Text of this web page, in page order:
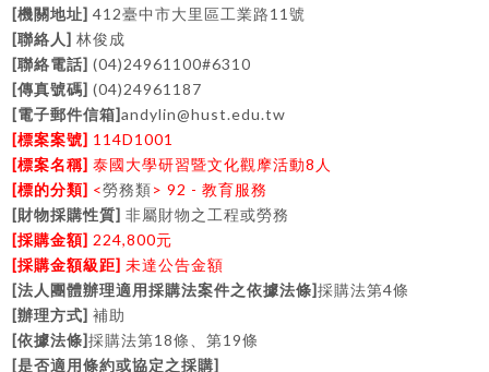
[機關地址] 412臺中市大里區工業路 11號
[聯絡人] 林俊成
[聯絡電話] (04)24961100#6310
[傳真號碼] (04)24961187
[電子郵件信箱]andylin@hust.edu.tw
[標案案號] 114D1001
[標案名稱]泰國大學研習暨文化觀摩活動8 人
[標的分類] <勞務類 > 92 -教育服務
[財物採購性質] 非屬財物之工程或勞務
[採購金額] 224,800元
[採購金額級距] 未達公告金額
[法人團體辦理適用採購法案件之依據法條]採購法第4條
[辦理方式] 補助
[依據法條]採購法第18條、第19條
[是否適用條約或協定之採購]